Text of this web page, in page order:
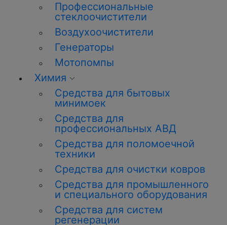
Профессиональные
стеклоочистители
Воздухоочистители
Генераторы
Мотопомпы
Химия
Средства для бытовых
минимоек
Средства для
профессиональных АВД
Средства для поломоечной
техники
Средства для очистки ковров
Средства для промышленного
и специального оборудования
Средства для систем
регенерации